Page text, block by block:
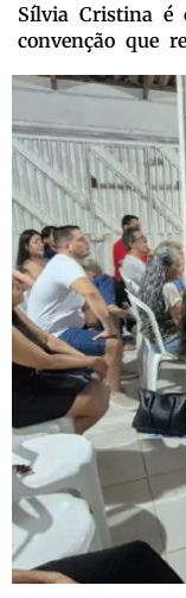
Sílvia Cristina é
convenção que